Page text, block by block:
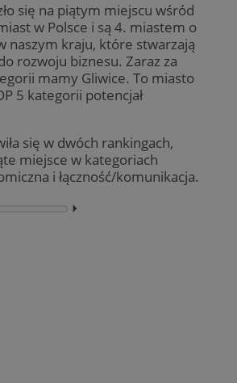
się na piątym miejscu wśród
w Polsce i są 4. miastem o
naszym kraju, które stwarzają
rozwoju biznesu. Zaraz za
mamy Gliwice. To miasto
5 kategorii potencjał
się w dwóch rankingach,
miejsce w kategoriach
i łączność/komunikacja.
⏵︎